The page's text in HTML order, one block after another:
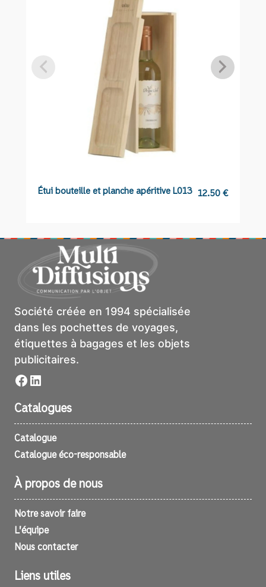
Étui bouteille et planche apéritive L013 12.50€
Société créée en 1994 spécialisée
dans les pochettes de voyages,
étiquettes à bagages et les objets
publicitaires.
Facebook
LinkedIn
Catalogues
Catalogue
Catalogue éco-responsable
À propos de nous
Notre savoir faire
L’équipe
Nous contacter
Liens utiles